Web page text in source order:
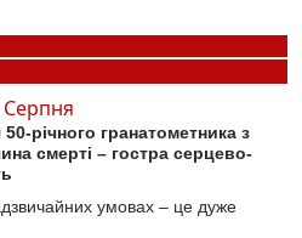
Серпня
річного гранатометника з
смерті – гостра серцево-
умовах – це дуже